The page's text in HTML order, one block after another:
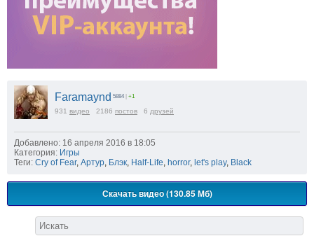
Faramaynd 5884 +1
931 видео 2186 постов 6 друзей
Добавлено: 16 апреля 2016 в 18:05
Категория: Игры
Теги: Cry of Fear, Артур, Блэк, Half-Life, horror, let's play, Black
Скачать видео (130.85 Мб)